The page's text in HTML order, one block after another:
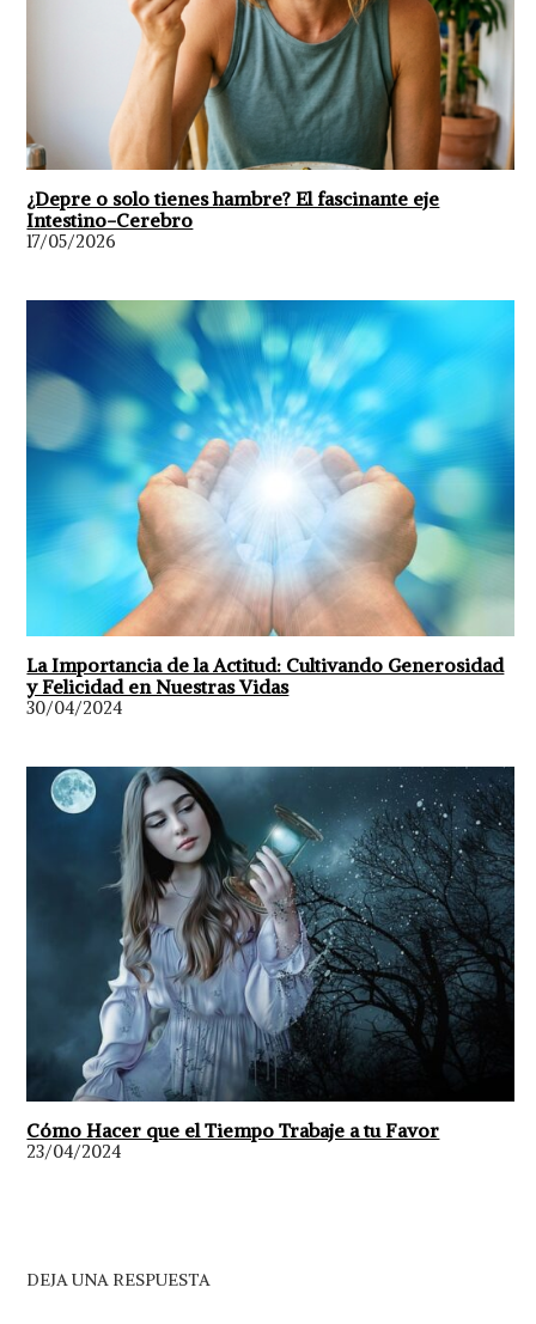
¿Depre o solo tienes hambre? El fascinante eje
Intestino-Cerebro
17/05/2026
La Importancia de la Actitud: Cultivando Generosidad
y Felicidad en Nuestras Vidas
30/04/2024
Cómo Hacer que el Tiempo Trabaje a tu Favor
23/04/2024
DEJA UNA RESPUESTA